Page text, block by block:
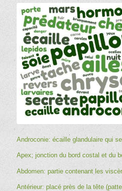
Androconie: écaille glandulaire qui
Apex; jonction du bord costal et du
Abdomen: partie contenant les
Antérieur: placé près de la tête